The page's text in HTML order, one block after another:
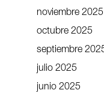
noviembre 2025
octubre 2025
septiembre
julio 2025
junio 2025